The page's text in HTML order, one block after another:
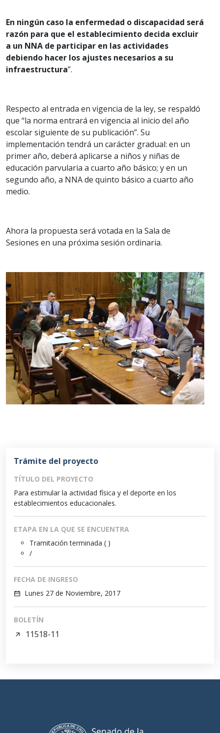
En ningún caso la enfermedad o discapacidad será
razón para que el establecimiento decida excluir
a un NNA de participar en las actividades
debiendo hacer los ajustes necesarios a su
infraestructura”.
Respecto al entrada en vigencia de la ley, se respaldó
que “la norma entrará en vigencia al inicio del año
escolar siguiente de su publicación”. Su
implementación tendrá un carácter gradual: en un
primer año, deberá aplicarse a niños y niñas de
educación parvularia a cuarto año básico; y en un
segundo año, a NNA de quinto básico a cuarto año
medio.
Ahora la propuesta será votada en la Sala de
Sesiones en una próxima sesión ordinaria.
Trámite del proyecto
TÍTULO DEL PROYECTO
Para estimular la actividad física y el deporte en los
establecimientos educacionales.
ETAPA EN LA QUE SE ENCUENTRA
Tramitación terminada ( )
/
FECHA DE INGRESO
Lunes 27 de Noviembre, 2017
BOLETÍN
11518-11